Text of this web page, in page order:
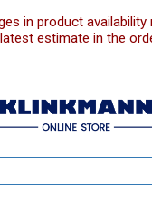
in product availability
estimate in the